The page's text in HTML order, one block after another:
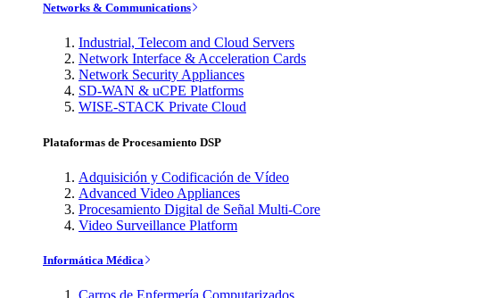
Networks & Communications
Industrial, Telecom and Cloud Servers
Network Interface & Acceleration Cards
Network Security Appliances
SD-WAN & uCPE Platforms
WISE-STACK Private Cloud
Plataformas de Procesamiento DSP
Adquisición y Codificación de Vídeo
Advanced Video Appliances
Procesamiento Digital de Señal Multi-Core
Video Surveillance Platform
Informática Médica
Carros de Enfermería Computarizados